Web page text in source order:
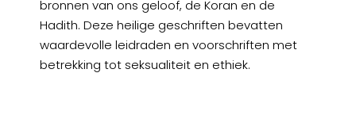
bronnen van ons geloof, de Koran en de
Hadith. Deze heilige geschriften bevatten
waardevolle leidraden en voorschriften met
betrekking tot seksualiteit en ethiek.